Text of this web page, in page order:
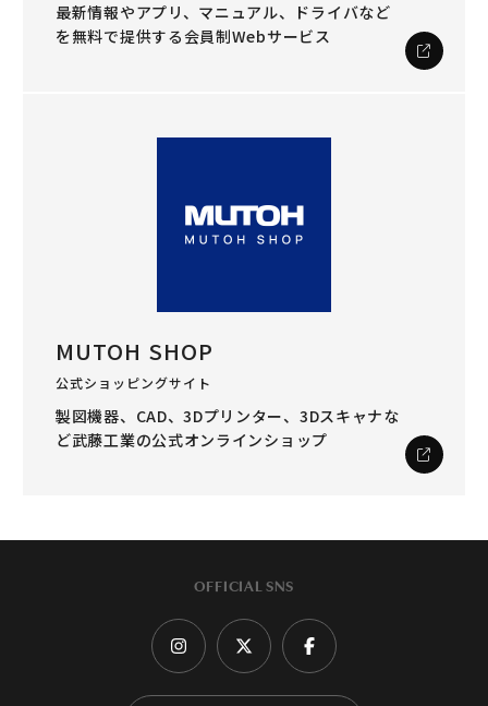
最新情報やアプリ、マニュアル、ドライバなど
を無料で提供する会員制Webサービス
MUTOH SHOP
公式ショッピングサイト
製図機器、CAD、3Dプリンター、3Dスキャナな
ど武藤工業の公式オンラインショップ
OFFICIAL SNS